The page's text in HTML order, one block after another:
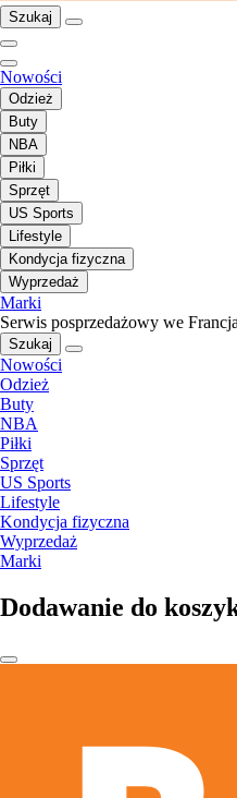
Szukaj
Nowości
Odzież
Buty
NBA
Piłki
Sprzęt
US Sports
Lifestyle
Kondycja fizyczna
Wyprzedaż
Marki
Serwis posprzedażowy we
Szukaj
Nowości
Odzież
Buty
NBA
Piłki
Sprzęt
US Sports
Lifestyle
Kondycja fizyczna
Wyprzedaż
Marki
Dodawanie do